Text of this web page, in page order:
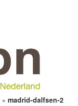
» madrid-dalfsen-2